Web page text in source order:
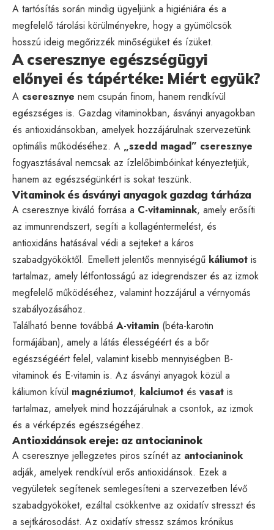
A tartósítás során mindig ügyeljünk a higiéniára és a
megfelelő tárolási körülményekre, hogy a gyümölcsök
hosszú ideig megőrizzék minőségüket és ízüket.
A cseresznye egészségügyi
előnyei és tápértéke: Miért együk?
A cseresznye nem csupán finom, hanem rendkívül
egészséges is. Gazdag vitaminokban, ásványi anyagokban
és antioxidánsokban, amelyek hozzájárulnak szervezetünk
optimális működéséhez. A „szedd magad” cseresznye
fogyasztásával nemcsak az ízlelőbimbóinkat kényeztetjük,
hanem az egészségünkért is sokat teszünk.
Vitaminok és ásványi anyagok gazdag tárháza
A cseresznye kiváló forrása a C-vitaminnak, amely erősíti
az immunrendszert, segíti a kollagéntermelést, és
antioxidáns hatásával védi a sejteket a káros
szabadgyököktől. Emellett jelentős mennyiségű káliumot is
tartalmaz, amely létfontosságú az idegrendszer és az izmok
megfelelő működéséhez, valamint hozzájárul a vérnyomás
szabályozásához.
Található benne továbbá A-vitamin (béta-karotin
formájában), amely a látás élességéért és a bőr
egészségéért felel, valamint kisebb mennyiségben B-
vitaminok és E-vitamin is. Az ásványi anyagok közül a
káliumon kívül magnéziumot, kalciumot és vasat is
tartalmaz, amelyek mind hozzájárulnak a csontok, az izmok
és a vérképzés egészségéhez.
Antioxidánsok ereje: az antocianinok
A cseresznye jellegzetes piros színét az antocianinok
adják, amelyek rendkívül erős antioxidánsok. Ezek a
vegyületek segítenek semlegesíteni a szervezetben lévő
szabadgyököket, ezáltal csökkentve az oxidatív stresszt és
a sejtkárosodást. Az oxidatív stressz számos krónikus